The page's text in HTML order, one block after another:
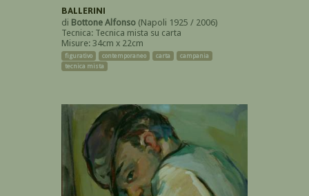
BALLERINI
di Bottone Alfonso (Napoli 1925 / 2006)
Tecnica: Tecnica mista su carta
Misure: 34cm x 22cm
figurativo contemporaneo carta
campania
tecnica mista